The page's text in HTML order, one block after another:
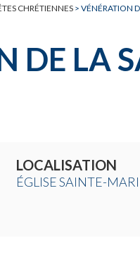
CHRÉTIENNES > VÉNÉRATION
DE LA
LOCALISATION
ÉGLISE SAINTE-